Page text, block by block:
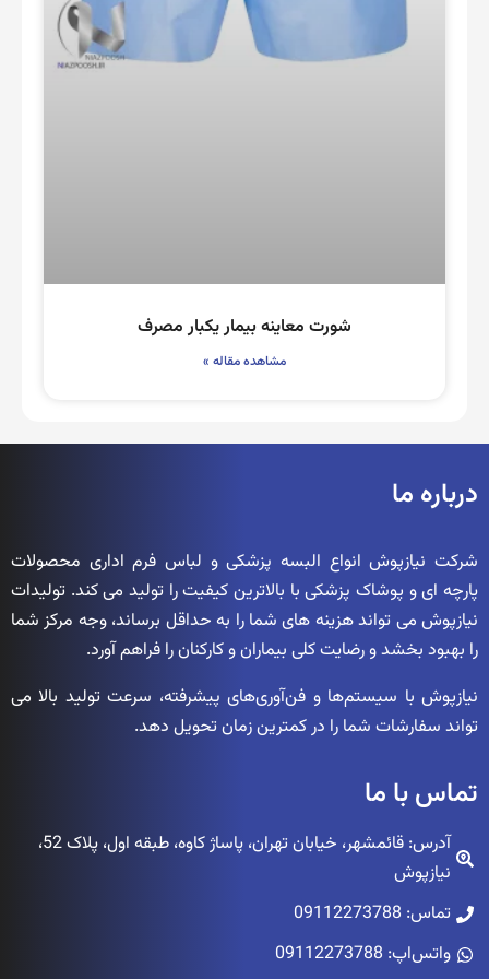
شورت معاینه بیمار یکبار مصرف
مشاهده مقاله »
درباره ما
شرکت نیازپوش انواع البسه پزشکی و لباس فرم اداری محصولات
پارچه ای و پوشاک پزشکی با بالاترین کیفیت را تولید می کند. تولیدات
نیازپوش می تواند هزینه های شما را به حداقل برساند، وجه مرکز شما
را بهبود بخشد و رضایت کلی بیماران و کارکنان را فراهم آورد.
نیازپوش با سیستم‌ها و فن‌آوری‌های پیشرفته، سرعت تولید بالا می
تواند سفارشات شما را در کمترین زمان تحویل دهد.
تماس با ما
آدرس: قائمشهر، خیابان تهران، پاساژ کاوه، طبقه اول، پلاک 52،
نیازپوش
تماس: 09112273788
واتس‌اپ: 09112273788